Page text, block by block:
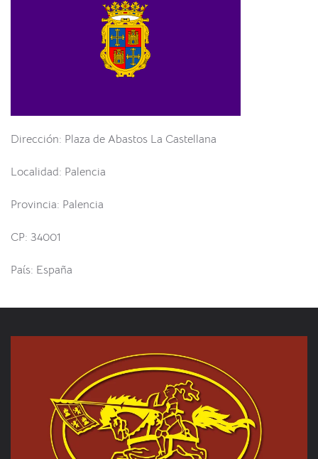
Dirección: Plaza de Abastos La Castellana
Localidad: Palencia
Provincia: Palencia
CP: 34001
País: España